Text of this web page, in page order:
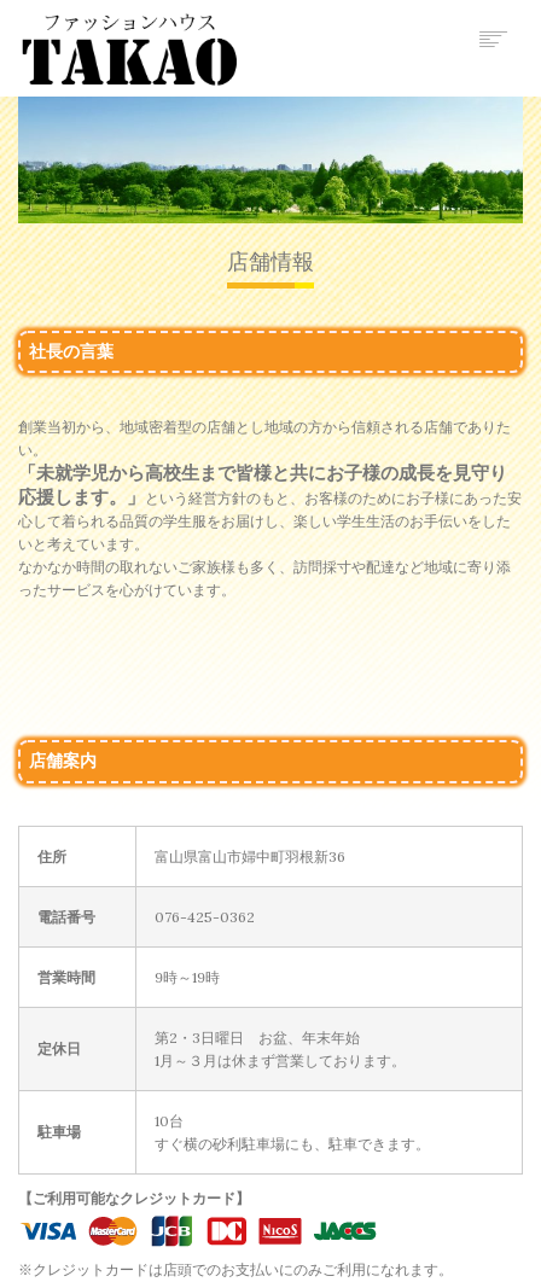
制服の修理＆取り扱い方
店舗情報
お客様の声
よくある質問
予約受付
店舗情報
社長の言葉
創業当初から、地域密着型の店舗とし地域の方から信頼される店舗でありた
い。
「未就学児から高校生まで皆様と共にお子様の成長を見守り
応援します。」という経営方針のもと、お客様のためにお子様にあった安
心して着られる品質の学生服をお届けし、楽しい学生生活のお手伝いをした
いと考えています。
なかなか時間の取れないご家族様も多く、訪問採寸や配達など地域に寄り添
ったサービスを心がけています。
店舗案内
住所 富山県富山市婦中町羽根新36
電話番号 076-425-0362
営業時間 9時～19時
定休日
第2・3日曜日 お盆、年末年始
1月～３月は休まず営業しております。
駐車場
10台
すぐ横の砂利駐車場にも、駐車できます。
【ご利用可能なクレジットカード】
※クレジットカードは店頭でのお支払いにのみご利用になれます。